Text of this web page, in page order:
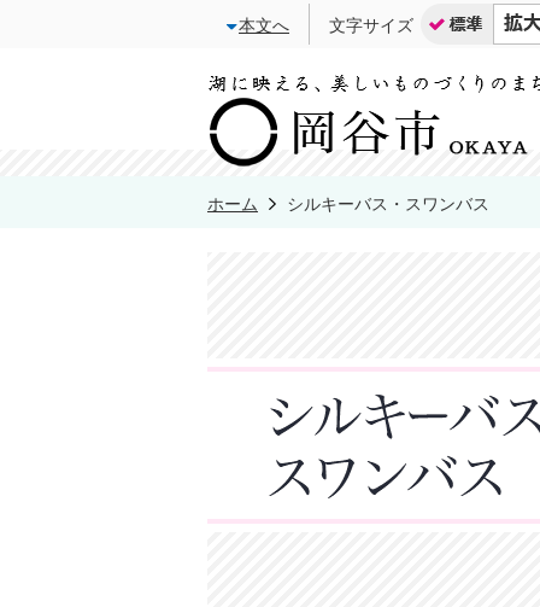
本文へ 文字サイズ
ホーム シルキーバス・スワンバス